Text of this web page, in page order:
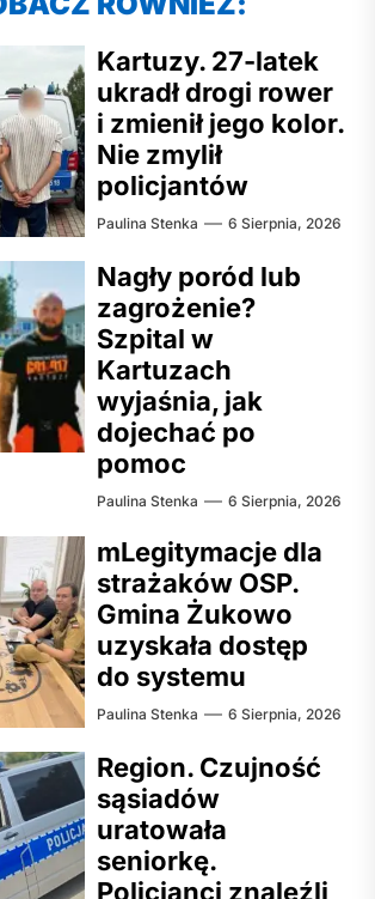
Kartuzy. 27-latek
ukradł drogi rower
i zmienił jego kolor.
Nie zmylił
policjantów
Paulina Stenka 6 Sierpnia, 2026
Nagły poród lub
zagrożenie?
Szpital w
Kartuzach
wyjaśnia, jak
dojechać po
pomoc
Paulina Stenka 6 Sierpnia, 2026
mLegitymacje dla
strażaków OSP.
Gmina Żukowo
uzyskała dostęp
do systemu
Paulina Stenka 6 Sierpnia, 2026
Region. Czujność
sąsiadów
uratowała
seniorkę.
Policjanci znaleźli